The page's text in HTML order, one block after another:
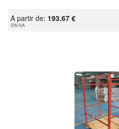
A partir de: 193.67 €
SIN IVA